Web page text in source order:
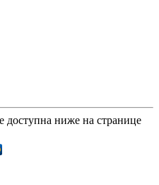
доступна ниже на странице